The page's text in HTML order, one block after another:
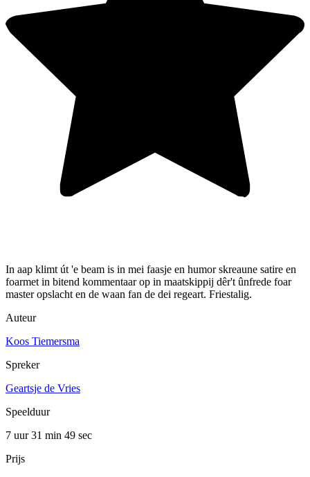
In aap klimt út 'e beam is in mei faasje en humor skreaune satire en
foarmet in bitend kommentaar op in maatskippij dêr't ûnfrede foar
master opslacht en de waan fan de dei regeart. Friestalig.
Auteur
Koos Tiemersma
Spreker
Geartsje de Vries
Speelduur
7 uur 31 min 49 sec
Prijs